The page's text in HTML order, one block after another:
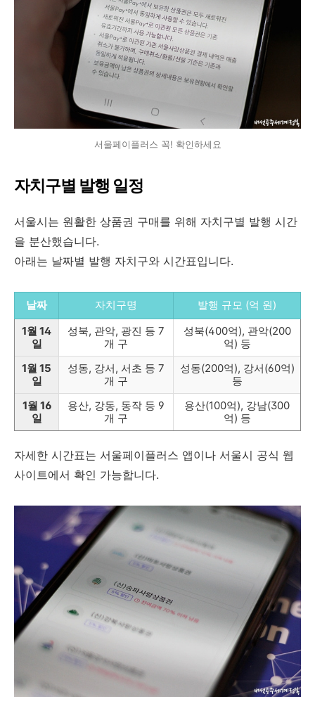
서울페이플러스 꼭! 확인하세요
자치구별 발행 일정
서울시는 원활한 상품권 구매를 위해 자치구별 발행 시간
을 분산했습니다.
아래는 날짜별 발행 자치구와 시간표입니다.
날짜 자치구명
발행 규모 (억 원)
1월 14
일
성북, 관악, 광진 등 7
개 구
성북(400억), 관악(200
억) 등
1월 15
일
성동, 강서, 서초 등 7
개 구
성동(200억), 강서(60억)
등
1월 16
일
용산, 강동, 동작 등 9
개 구
용산(100억), 강남(300
억) 등
자세한 시간표는 서울페이플러스 앱이나 서울시 공식 웹
사이트에서 확인 가능합니다.